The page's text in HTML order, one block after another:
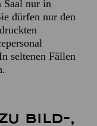
Saal nur in
dürfen nur den
seltenen Fällen
Bild-,